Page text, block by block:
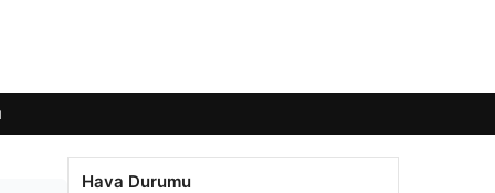
Hava Durumu